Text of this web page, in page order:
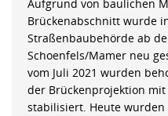
Aufgrund von baulichen
Brückenabschnitt wurde
Straßenbaubehörde ab
Schoenfels/Mamer neu
vom Juli 2021 wurden
der Brückenprojektion
stabilisiert. Heute